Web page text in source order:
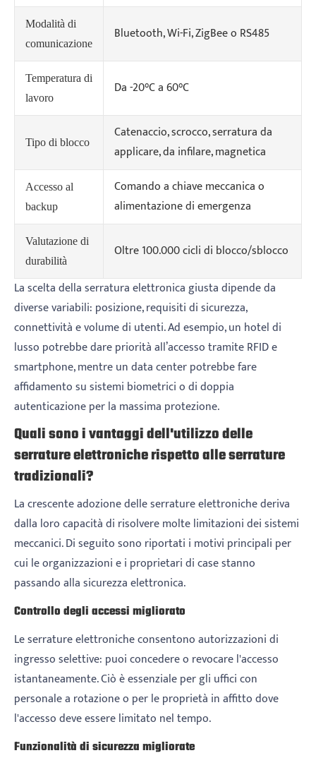
Modalità di
comunicazione
Bluetooth, Wi-Fi, ZigBee o RS485
Temperatura di
lavoro
Da -20°C a 60°C
Tipo di blocco
Catenaccio, scrocco, serratura da
applicare, da infilare, magnetica
Accesso al
backup
Comando a chiave meccanica o
alimentazione di emergenza
Valutazione di
durabilità
Oltre 100.000 cicli di blocco/sblocco
La scelta della serratura elettronica giusta dipende da
diverse variabili: posizione, requisiti di sicurezza,
connettività e volume di utenti. Ad esempio, un hotel di
lusso potrebbe dare priorità all’accesso tramite RFID e
smartphone, mentre un data center potrebbe fare
affidamento su sistemi biometrici o di doppia
autenticazione per la massima protezione.
Quali sono i vantaggi dell'utilizzo delle
serrature elettroniche rispetto alle serrature
tradizionali?
La crescente adozione delle serrature elettroniche deriva
dalla loro capacità di risolvere molte limitazioni dei sistemi
meccanici. Di seguito sono riportati i motivi principali per
cui le organizzazioni e i proprietari di case stanno
passando alla sicurezza elettronica.
Controllo degli accessi migliorato
Le serrature elettroniche consentono autorizzazioni di
ingresso selettive: puoi concedere o revocare l'accesso
istantaneamente. Ciò è essenziale per gli uffici con
personale a rotazione o per le proprietà in affitto dove
l'accesso deve essere limitato nel tempo.
Funzionalità di sicurezza migliorate